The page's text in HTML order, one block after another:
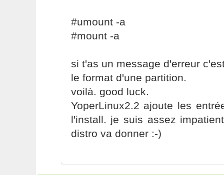
#umount -a
#mount -a
si t'as un message d'erreur
le format d'une partition.
voilà. good luck.
YoperLinux2.2 ajoute les
l'install. je suis assez
distro va donner :-)